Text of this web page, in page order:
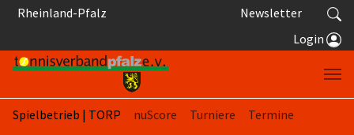
Springe zum Seiteninhalt
Rheinland-Pfalz
Newsletter
Login
Spielbetrieb | TORP nuScore Turniere
Termine